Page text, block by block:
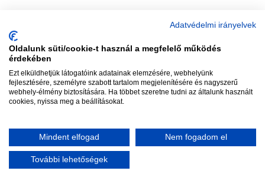
Szerkesztőség:szerk@vadhajtasok.hu
Modi:moderator@vadhajtasok.hu
AdatvédelemImpresszumSzerzői jogok
2018 Vadhajtások.hu
Adatvédelmi irányelvek
Oldalunk süti/cookie-t használ a megfelelő működés
érdekében
Ezt elküldhetjük látogatóink adatainak elemzésére, webhelyünk
fejlesztésére, személyre szabott tartalom megjelenítésére és nagyszerű
webhely-élmény biztosítására. Ha többet szeretne tudni az általunk használt
cookies, nyissa meg a beállításokat.
Mindent elfogad Nem fogadom el
További lehetőségek